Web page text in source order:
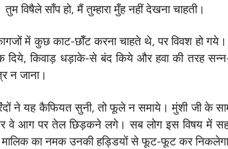
तुम विषैले साँप हो, मैं तुम्हारा मुँह नहीं देखना चाहती।
में कुछ काट-छॉँट करना चाहते थे, पर विवश हो
दिये, किवाड़ धड़ाके-से बंद किये और हवा की तरह
न जाना।
ने यह कैफियत सुनी, तो फूले न समाये। मुंशी जी के
वे आग पर तेल छिड़कने लगे। सब लोग इस विषय में
मालिक का नमक उनकी हड्डियों से फूट-फूट कर